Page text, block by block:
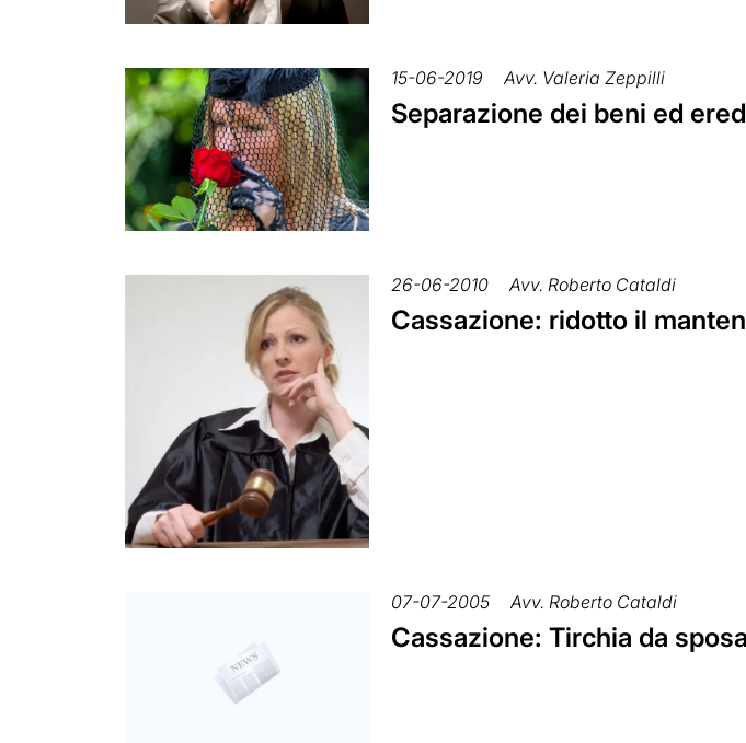
15-06-2019 Avv. Valeria Zeppilli
Separazione dei beni ed
26-06-2010 Avv. Roberto Cataldi
Cassazione: ridotto il
07-07-2005 Avv. Roberto Cataldi
Cassazione: Tirchia da